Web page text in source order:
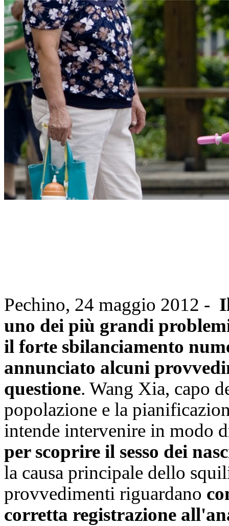
Pechino, 24 maggio 2012 -
uno dei più grandi
il forte sbilanciamento
annunciato alcuni
questione. Wang Xia, capo
popolazione e la
intende intervenire in modo
per scoprire il sesso dei
la causa principale dello
provvedimenti riguardano
corretta registrazione